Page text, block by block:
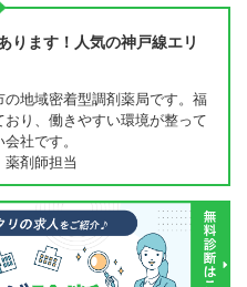
ります！人気の神戸線エリ
地域密着型調剤薬局です。福
り、働きやすい環境が整って
社です。
剤師担当